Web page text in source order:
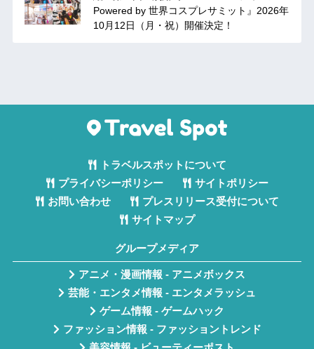
Powered by 世界コスプレサミット』2026年
10月12日（月・祝）開催決定！
トラベルスポットについて
プライバシーポリシー
サイトポリシー
お問い合わせ
プレスリリース受付について
サイトマップ
グループメディア
アニメ・漫画情報 - アニメボックス
芸能・エンタメ情報 - エンタメラッシュ
ゲーム情報 - ゲームハック
ファッション情報 - ファッショントレンド